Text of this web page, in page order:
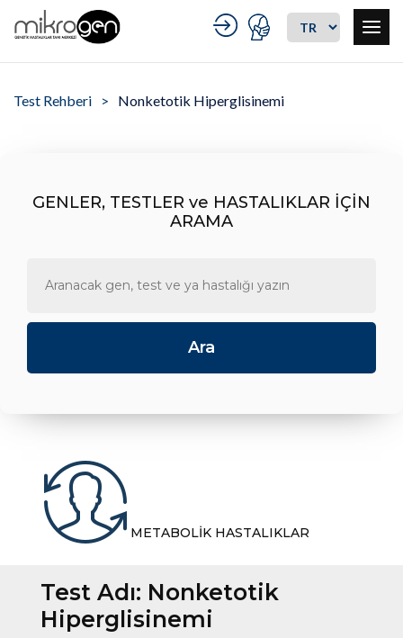
Test Rehberi Nonketotik Hiperglisinemi
GENLER, TESTLER ve HASTALIKLAR İÇİN
ARAMA
METABOLİK HASTALIKLAR
Test Adı: Nonketotik
Hiperglisinemi